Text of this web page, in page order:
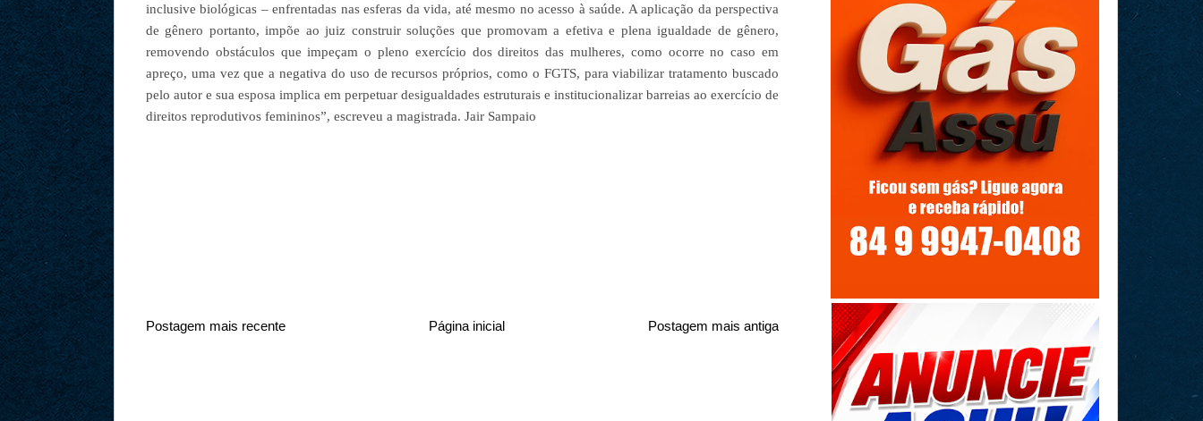
inclusive biológicas – enfrentadas nas esferas da vida, até mesmo no acesso à saúde. A aplicação da perspectiva
de gênero portanto, impõe ao juiz construir soluções que promovam a efetiva e plena igualdade de gênero,
removendo obstáculos que impeçam o pleno exercício dos direitos das mulheres, como ocorre no caso em
apreço, uma vez que a negativa do uso de recursos próprios, como o FGTS, para viabilizar tratamento buscado
pelo autor e sua esposa implica em perpetuar desigualdades estruturais e institucionalizar barreias ao exercício de
direitos reprodutivos femininos”, escreveu a magistrada. Jair Sampaio
Postagem mais recente Postagem mais antiga
Página inicial